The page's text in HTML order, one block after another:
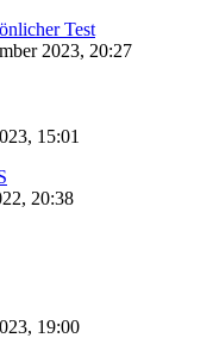
Test
2023, 20:27
15:01
20:38
19:00